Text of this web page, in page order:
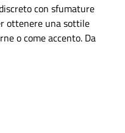
con sfumature
ottenere una sottile
o come accento. Da